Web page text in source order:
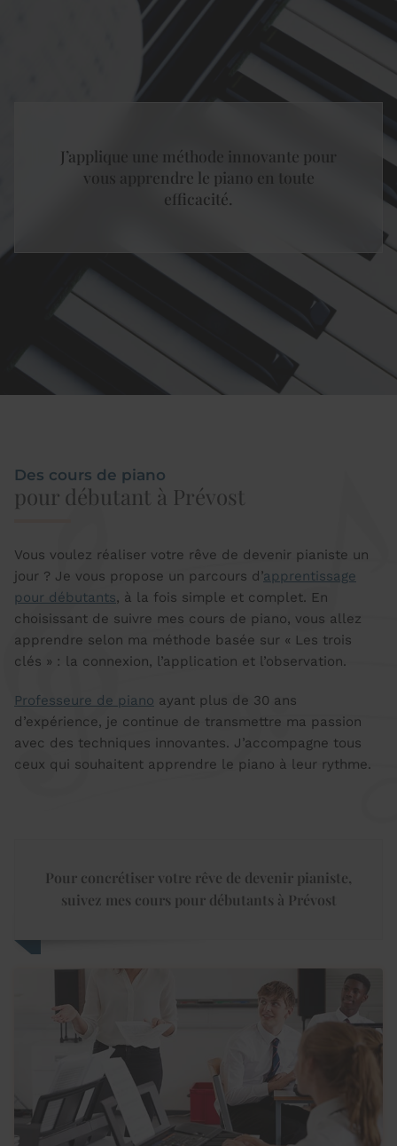
J’applique une méthode innovante pour
vous apprendre le piano en toute
efficacité.
Des cours de piano
pour débutant à Prévost
Vous voulez réaliser votre rêve de devenir pianiste un
jour ? Je vous propose un parcours d’apprentissage
pour débutants , à la fois simple et complet. En
choisissant de suivre mes cours de piano, vous allez
apprendre selon ma méthode basée sur « Les trois
clés » : la connexion, l’application et l’observation.
Professeure de piano ayant plus de 30 ans
d’expérience, je continue de transmettre ma passion
avec des techniques innovantes. J’accompagne tous
ceux qui souhaitent apprendre le piano à leur rythme.
Pour concrétiser votre rêve de devenir pianiste,
suivez mes cours pour débutants à Prévost